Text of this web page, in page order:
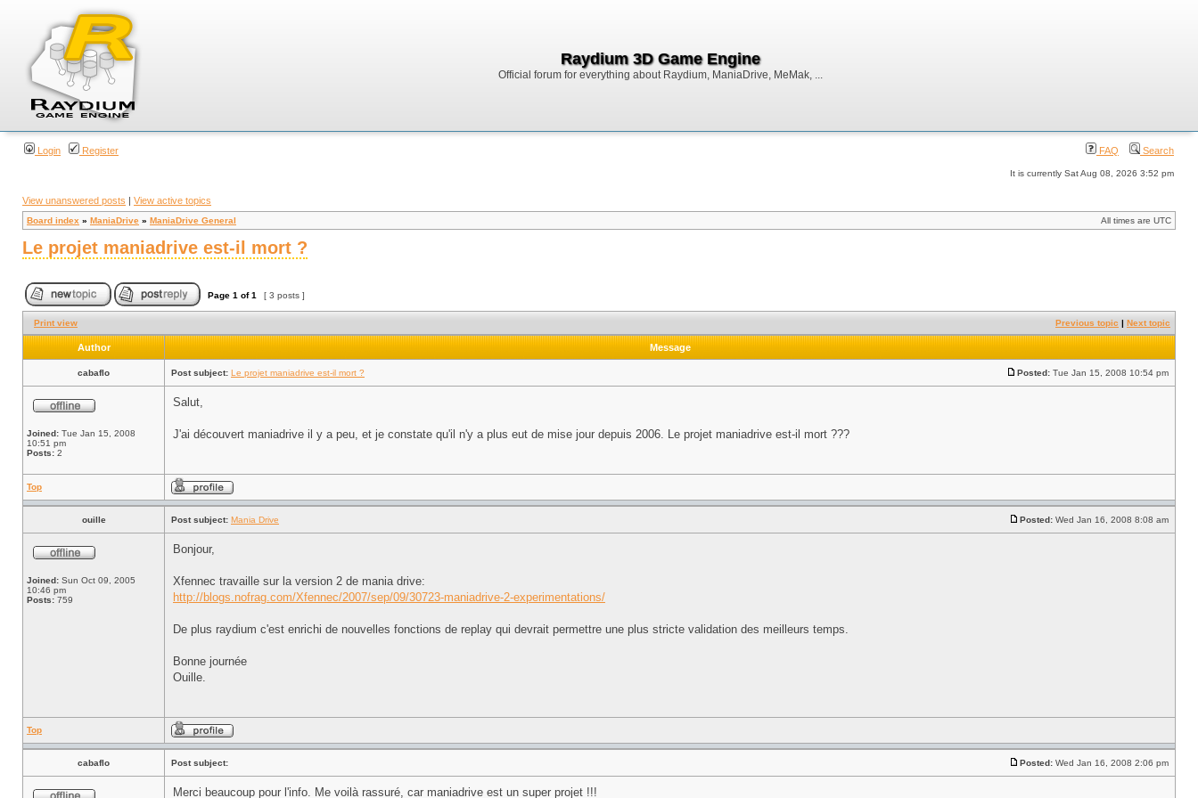
Raydium 3D Game Engine
Official forum for everything about Raydium, ManiaDrive, MeMak, ...
Login Register FAQ Search
It is currently Sat Aug 08, 2026 3:52 pm
View unanswered posts | View active topics
Board index » ManiaDrive » ManiaDrive General All times are UTC
Le projet maniadrive est-il mort ?
Page 1 of1 [ 3 posts ]
Print view Previous topic | Next topic
Author Message
cabaflo Post subject: Le projet maniadrive est-il mort ? Posted: Tue Jan 15, 2008 10:54 pm
Joined: Tue Jan 15, 2008
10:51 pm
Posts: 2
Salut,
J'ai découvert maniadrive il y a peu, et je constate qu'il n'y a plus eut de mise jour depuis 2006. Le projet maniadrive est-il mort ???
Top
ouille Post subject: Mania Drive Posted: Wed Jan 16, 2008 8:08 am
Joined: Sun Oct 09, 2005
10:46 pm
Posts: 759
Bonjour,
Xfennec travaille sur la version 2 de mania drive:
http://blogs.nofrag.com/Xfennec/2007/sep/09/30723-maniadrive-2-experimentations/
De plus raydium c'est enrichi de nouvelles fonctions de replay qui devrait permettre une plus stricte validation des meilleurs temps.
Bonne journée
Ouille.
Top
cabaflo Post subject: Posted: Wed Jan 16, 2008 2:06 pm
Merci beaucoup pour l'info. Me voilà rassuré, car maniadrive est un super projet !!!